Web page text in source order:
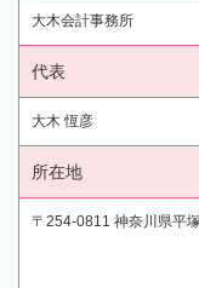
大木会計事務所
代表
大木 恆彦
所在地
〒254-0811 神奈川県平